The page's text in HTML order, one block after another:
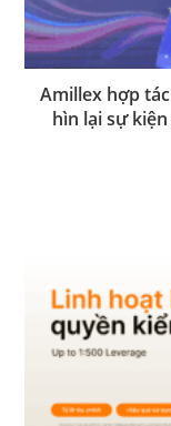
Amillex hợp
hìn lại sự